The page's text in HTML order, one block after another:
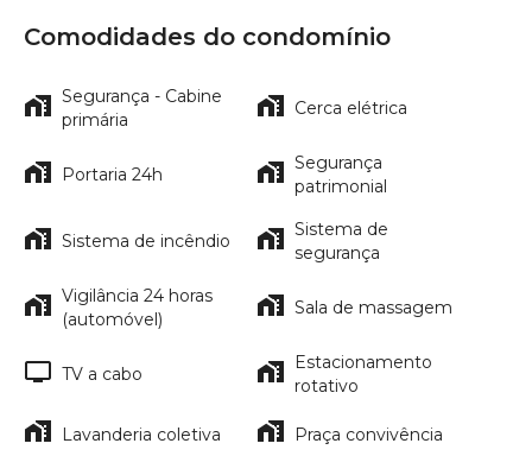
Comodidades do condomínio
Segurança - Cabine
primária
Cerca elétrica
Portaria 24h
Segurança
patrimonial
Sistema de incêndio
Sistema de
segurança
Vigilância 24 horas
(automóvel)
Sala de massagem
TV a cabo
Estacionamento
rotativo
Lavanderia coletiva Praça convivência